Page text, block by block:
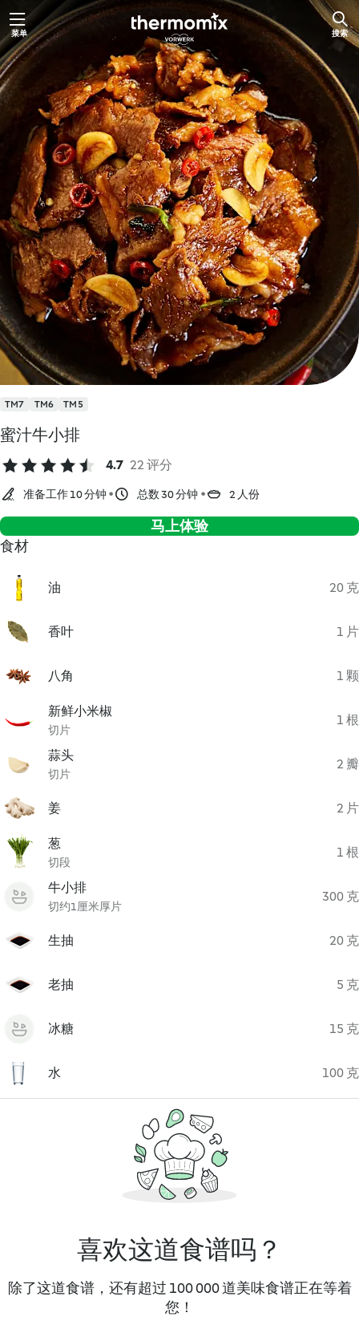
跳
至
内
容
菜单 搜索
TM7 TM6 TM5
蜜汁牛小排
4.7 22 评分
准备工作 10 分钟 总数 30 分钟 2 人份
马上体验
食材
油 20 克
香叶 1 片
八角 1 颗
新鲜小米椒
切片
1 根
蒜头
切片
2 瓣
姜 2 片
葱
切段
1 根
牛小排
切约1厘米厚片
300 克
生抽 20 克
老抽 5 克
冰糖 15 克
水 100 克
喜欢这道食谱吗？
除了这道食谱，还有超过 100 000 道美味食谱正在等着
您！